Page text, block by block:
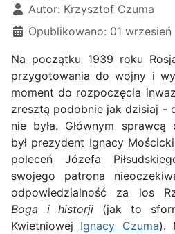
Autor: Krzysztof Czuma
Opublikowano: 01 wrzesień
Na początku 1939 roku
przygotowania do wojny i
moment do rozpoczęcia
zresztą podobnie jak dzisiaj -
nie była. Głównym sprawcą
był prezydent Ignacy
poleceń Józefa
swojego patrona
odpowiedzialność za los
Boga i historji (jak to
Kwietniowej Ignacy Czuma).